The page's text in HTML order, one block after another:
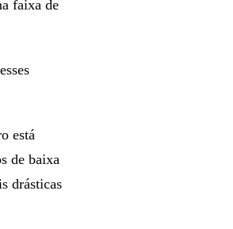
faixa de
está
de baixa
drásticas